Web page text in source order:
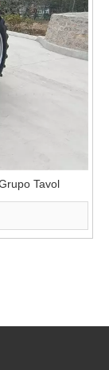
Tavol